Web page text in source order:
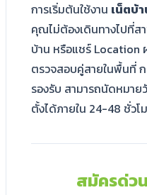
การเริ่มต้นใช้งาน เน็ตบ้
คุณไม่ต้องเดินทางไปที่ส
บ้าน หรือแชร์ Location
ตรวจสอบคู่สายในพื้นที่
รองรับ สามารถนัดหมาย
ตั้งได้ภายใน 24-48 ชั่วโ
สมัครด่ว